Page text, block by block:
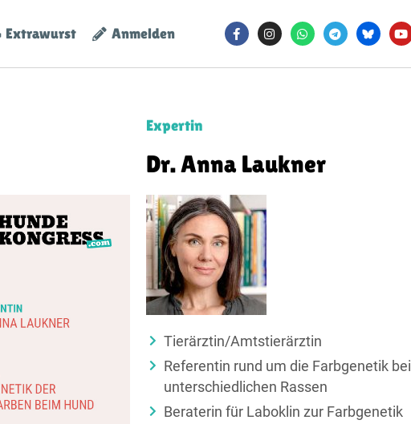
Extrawurst Anmelden
Expertin
Dr. Anna Laukner
Tierärztin/Amtstierärztin
Referentin rund um die Farbgenetik bei
unterschiedlichen Rassen
Beraterin für Laboklin zur Farbgenetik